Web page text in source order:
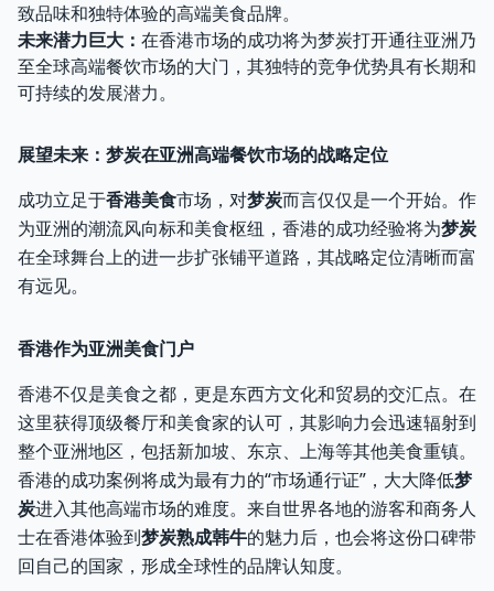
致品味和独特体验的高端美食品牌。
未来潜力巨大： 在香港市场的成功将为梦炭打开通往亚洲乃
至全球高端餐饮市场的大门，其独特的竞争优势具有长期和
可持续的发展潜力。
展望未来：梦炭在亚洲高端餐饮市场的战略定位
成功立足于香港美食市场，对梦炭而言仅仅是一个开始。作
为亚洲的潮流风向标和美食枢纽，香港的成功经验将为梦炭
在全球舞台上的进一步扩张铺平道路，其战略定位清晰而富
有远见。
香港作为亚洲美食门户
香港不仅是美食之都，更是东西方文化和贸易的交汇点。在
这里获得顶级餐厅和美食家的认可，其影响力会迅速辐射到
整个亚洲地区，包括新加坡、东京、上海等其他美食重镇。
香港的成功案例将成为最有力的“市场通行证”，大大降低梦
炭进入其他高端市场的难度。来自世界各地的游客和商务人
士在香港体验到梦炭熟成韩牛的魅力后，也会将这份口碑带
回自己的国家，形成全球性的品牌认知度。